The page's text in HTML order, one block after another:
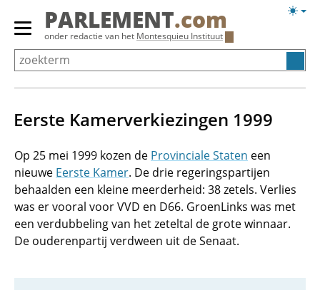
Overslaan
Primair
menu
tonen/verbergen
PARLEMENT.com
onder redactie van het Montesquieu Instituut
Eerste Kamerverkiezingen 1999
Op 25 mei 1999 kozen de Provinciale Staten een
nieuwe Eerste Kamer. De drie regeringspartijen
behaalden een kleine meerderheid: 38 zetels. Verlies
was er vooral voor VVD en D66. GroenLinks was met
een verdubbeling van het zeteltal de grote winnaar.
De ouderenpartij verdween uit de Senaat.